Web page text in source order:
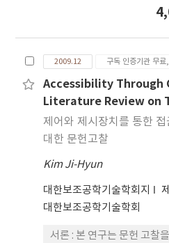
동 능력을 전문적으로 평
인 호주의 운전재활평가 시
구 평가 시스템을 소개함으
고자 한다. 본론 : 호주의 시드니대학교 부속 운전재활
센터의 운전재활평가 시스
평가(clinical
는 클라이언트의 전반적 운
에도 신체평가, 감각평가,
평가, 균형평가, 시각평가,
다. 치료실내 평가에서 통
사 및 경찰이 각1명 동반하
2009.12 구독 인증기관 무
Accessibility Through
Literature Review on
제어와 제시장치를 통한 접
대한 문헌고찰
Kim Ji-Hyun
대한보조공학기술학회지
대한보조공학기술학회
서론 : 본 연구는 문헌 고찰